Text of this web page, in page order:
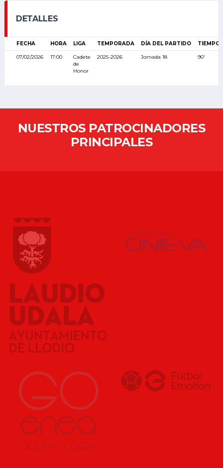
DETALLES
FECHA HORA LIGA TEMPORADA DÍA DEL PARTIDO TIEMPO
07/02/2026 17:00
Cadete
de
Honor
2025-2026 Jornada 18 90'
NUESTROS PATROCINADORES
PRINCIPALES